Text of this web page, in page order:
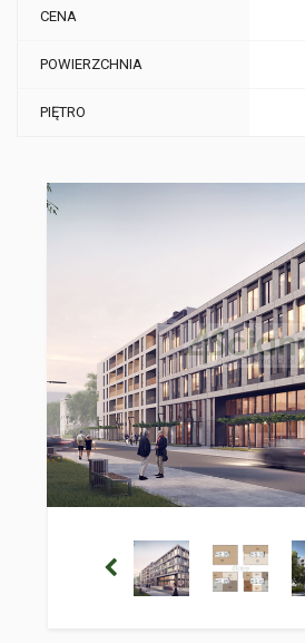
CENA
POWIERZCHNIA
PIĘTRO